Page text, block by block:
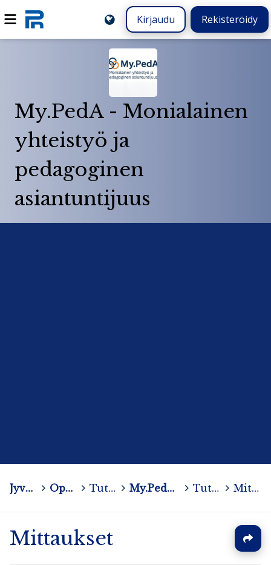
Kirjaudu Rekisteröidy
My.PedA - Monialainen
yhteistyö ja
pedagoginen
asiantuntijuus
Jyväskylän yliopisto Opettajankoulutuslaitos Tutkimus- ja kehittämishankkeita My.PedA - Monialainen yhteistyö ja pedagoginen asiantuntijuus > Tutkimus pilotointivaiheessa 2023 > Mittaukset
Mittaukset